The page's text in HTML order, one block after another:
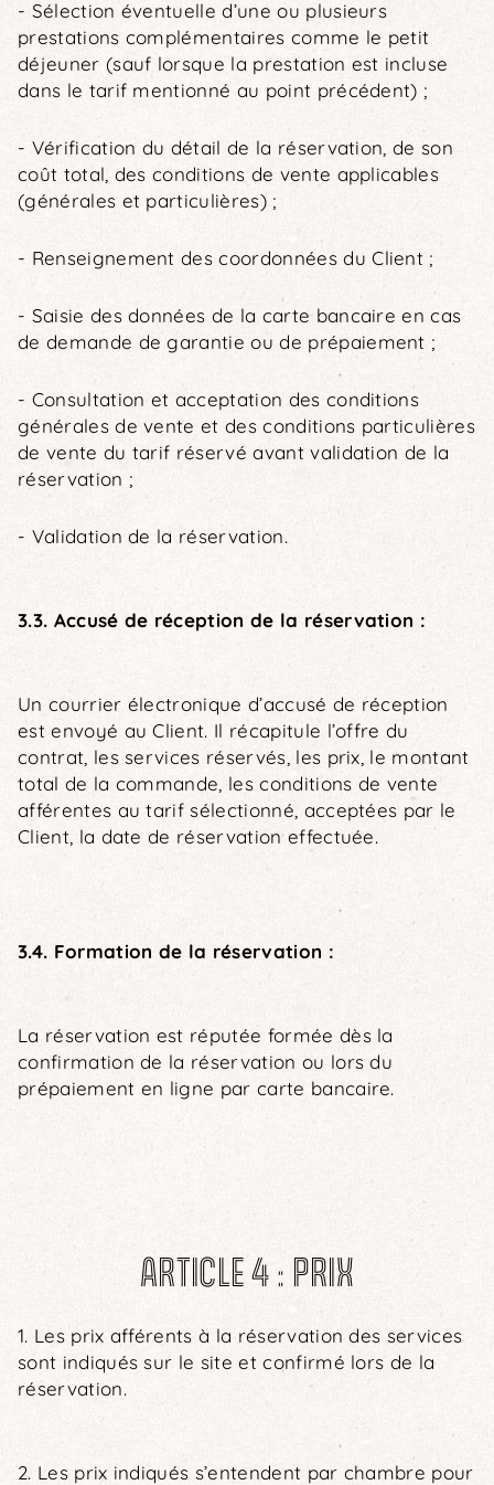
- Sélection éventuelle d’une ou plusieurs
prestations complémentaires comme le petit
déjeuner (sauf lorsque la prestation est incluse
dans le tarif mentionné au point précédent) ;
- Vérification du détail de la réservation, de son
coût total, des conditions de vente applicables
(générales et particulières) ;
- Renseignement des coordonnées du Client ;
- Saisie des données de la carte bancaire en cas
de demande de garantie ou de prépaiement ;
- Consultation et acceptation des conditions
générales de vente et des conditions particulières
de vente du tarif réservé avant validation de la
réservation ;
- Validation de la réservation.
3.3. Accusé de réception de la réservation :
Un courrier électronique d’accusé de réception
est envoyé au Client. Il récapitule l’offre du
contrat, les services réservés, les prix, le montant
total de la commande, les conditions de vente
afférentes au tarif sélectionné, acceptées par le
Client, la date de réservation effectuée.
3.4. Formation de la réservation :
La réservation est réputée formée dès la
confirmation de la réservation ou lors du
prépaiement en ligne par carte bancaire.
ARTICLE 4 : PRIX
1. Les prix afférents à la réservation des services
sont indiqués sur le site et confirmé lors de la
réservation.
2. Les prix indiqués s’entendent par chambre pour